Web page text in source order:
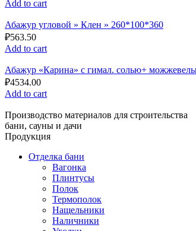
Add to cart
Абажур угловой » Клен » 260*100*360
₽563.50
Add to cart
Абажур «Карина» с гимал. солью+
₽4534.00
Add to cart
Производство материалов для строительства
бани, сауны и дачи
Продукция
Отделка бани
Вагонка
Плинтусы
Полок
Термополок
Нащельники
Наличники